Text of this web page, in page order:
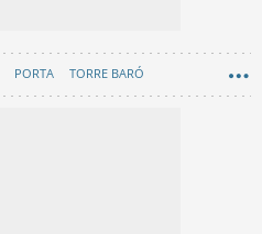
PORTA TORRE BARÓ